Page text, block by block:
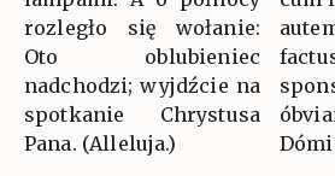
rozległo się wołanie:
Oto oblubieniec
nadchodzi; wyjdźcie na
spotkanie Chrystusa
Pana. (Alleluja.)